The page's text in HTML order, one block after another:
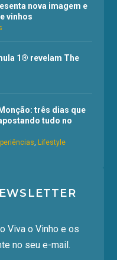
nova imagem e
vinhos
1® revelam The
três dias que
tudo no
,Lifestyle
Viva o Vinho e os
no seu e-mail.